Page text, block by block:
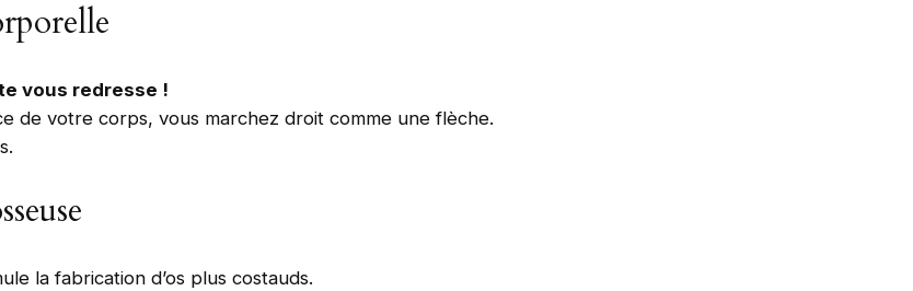
vous redresse !
de votre corps, vous marchez droit comme une flèche.
la fabrication d’os plus costauds.